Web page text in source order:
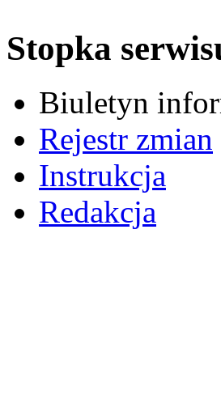
Stopka
Biuletyn
Rejestr zmian
Instrukcja
Redakcja